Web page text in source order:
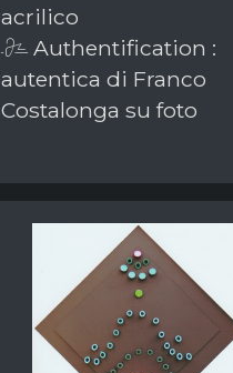
acrilico
Authentification :
autentica di Franco
Costalonga su foto